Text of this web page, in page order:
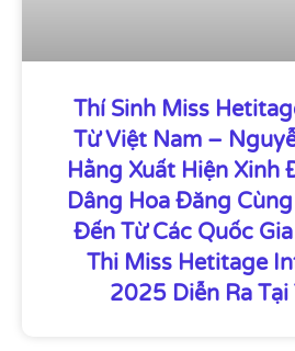
Thí Sinh Miss
Từ Việt Nam –
Hằng Xuất Hiện Xinh
Dâng Hoa Đăng
Đến Từ Các Quốc
Thi Miss Hetitage
2025 Diễn Ra Tại